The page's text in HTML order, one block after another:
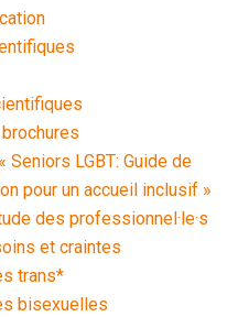
Seniors LGBT: Guide de
pour un accueil inclusif »
des professionnel·le·s
et craintes
trans*
bisexuelles